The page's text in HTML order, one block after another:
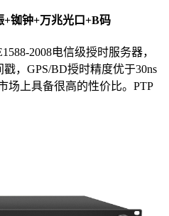
+铷钟+万兆光口+B码
2008电信级授时服务器，
，GPS/BD授时精度优于30ns
场上具备很高的性价比。PTP